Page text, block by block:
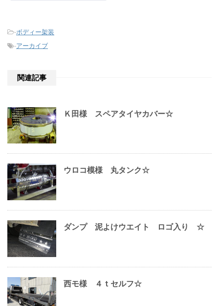
-ボディー架装
-アーカイブ
関連記事
Ｋ田様 スペアタイヤカバー☆
ウロコ模様 丸タンク☆
ダンプ 泥よけウエイト ロゴ入り ☆
西モ様 ４ｔセルフ☆